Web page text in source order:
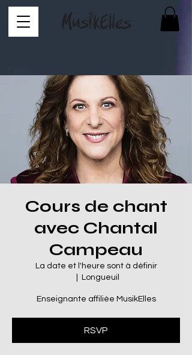
Cours de chant
avec Chantal
Campeau
La date et l'heure sont à définir
Longueuil
Enseignante affiliée MusikElles
RSVP